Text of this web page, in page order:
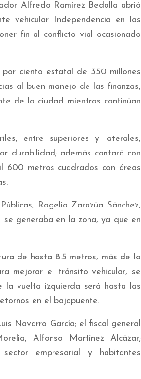
Alfredo Ramírez Bedolla abrió
vehicular Independencia en las
fin al conflicto vial ocasionado
ciento estatal de 350 millones
al buen manejo de las finanzas,
de la ciudad mientras continúan
entre superiores y laterales,
durabilidad; además contará con
600 metros cuadrados con áreas
Rogelio Zarazúa Sánchez,
generaba en la zona, ya que en
de hasta 8.5 metros, más de lo
mejorar el tránsito vehicular, se
vuelta izquierda será hasta las
en el bajopuente.
Navarro García; el fiscal general
Alfonso Martínez Alcázar;
empresarial y habitantes